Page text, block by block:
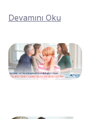
Devamını Oku